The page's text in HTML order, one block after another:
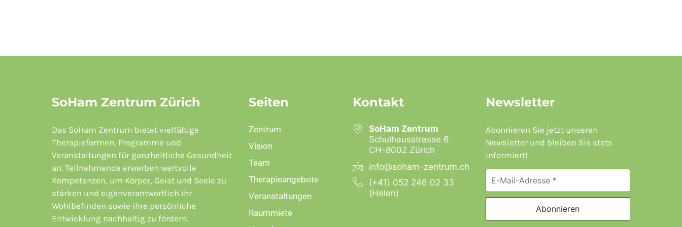
SoHam Zentrum Zürich
Das SoHam Zentrum bietet vielfältige
Therapieformen, Programme und
Veranstaltungen für ganzheitliche Gesundheit
an. Teilnehmende erwerben wertvolle
Kompetenzen, um Körper, Geist und Seele zu
stärken und eigenverantwortlich ihr
Wohlbefinden sowie ihre persönliche
Entwicklung nachhaltig zu fördern.
Seiten
Zentrum
Vision
Team
Therapieangebote
Veranstaltungen
Raummiete
Kontakt
SoHam Zentrum
Schulhausstrasse 6
CH-8002 Zürich
info@soham-zentrum.ch
(+41) 052 246 02 33
(Helen)
Newsletter
Abonnieren Sie jetzt unseren
Newsletter und bleiben Sie stets
informiert!